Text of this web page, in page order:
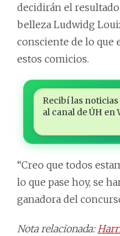
decidirán el
belleza Ludwidg
consciente de lo que
estos comicios.
Recibí las
al canal de ÚH en
“Creo que todos
lo que pase hoy, se
ganadora del
Nota relacionada: